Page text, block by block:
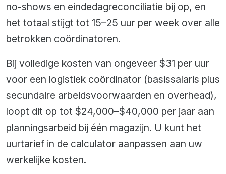
no-shows en eindedagreconciliatie bij op, en
het totaal stijgt tot 15–25 uur per week over alle
betrokken coördinatoren.
Bij volledige kosten van ongeveer $31 per uur
voor een logistiek coördinator (basissalaris plus
secundaire arbeidsvoorwaarden en overhead),
loopt dit op tot $24,000–$40,000 per jaar aan
planningsarbeid bij één magazijn. U kunt het
uurtarief in de calculator aanpassen aan uw
werkelijke kosten.